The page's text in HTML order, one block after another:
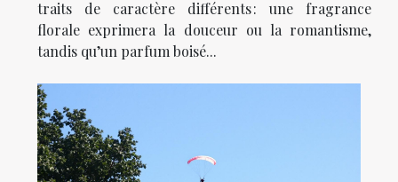
traits de caractère différents : une fragrance
florale exprimera la douceur ou la romantisme,
tandis qu’un parfum boisé...